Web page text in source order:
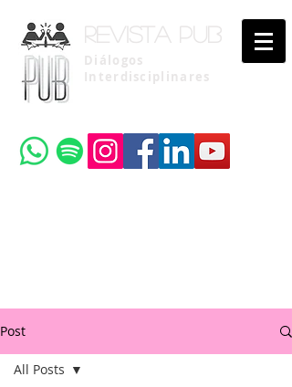
Revista pub
Diálogos
Interdisciplinares
Post
All Posts